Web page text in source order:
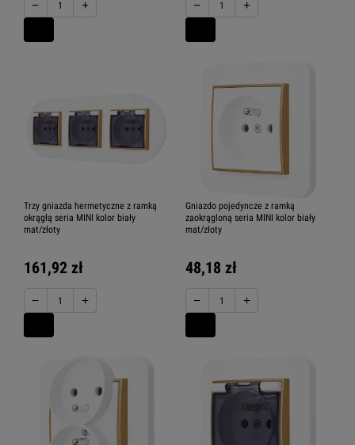
− + − +
Trzy gniazda hermetyczne z ramką
okrągłą seria MINI kolor biały
mat/złoty
161,92 zł
− +
Gniazdo pojedyncze z ramką
zaokrągloną seria MINI kolor biały
mat/złoty
48,18 zł
− +